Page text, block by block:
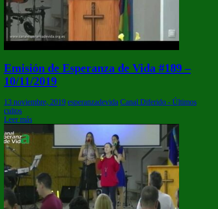
Emisión de Esperanza de Vida #189 –
10/11/2019
13 noviembre, 2019 esperanzadevida Canal Diferido - Últimos
cultos
Leer más